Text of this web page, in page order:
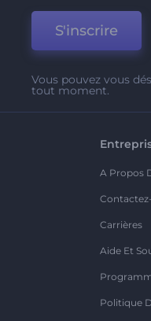
S'inscrire
Vous pouvez vous
tout moment.
A Propos
Carrières
Aide Et
Politique